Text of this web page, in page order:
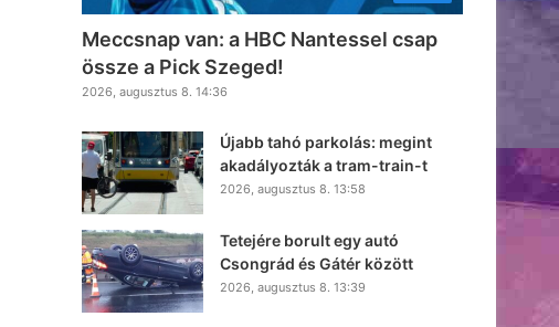
Meccsnap van: a HBC Nantessel csap
össze a Pick Szeged!
2026, augusztus 8. 14:36
Újabb tahó parkolás: megint
akadályozták a tram-train-t
2026, augusztus 8. 13:58
Tetejére borult egy autó
Csongrád és Gátér között
2026, augusztus 8. 13:39